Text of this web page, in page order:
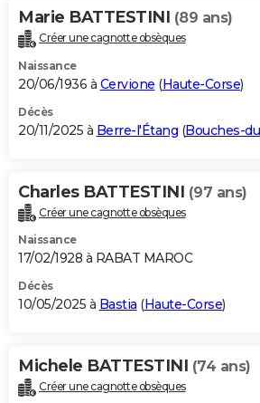
Marie BATTESTINI (89 ans)
Créer une cagnotte obsèques
Naissance
20/06/1936 à Cervione (Haute-Corse)
Décès
20/11/2025 à Berre-l'Étang (Bouches-
Charles BATTESTINI (97 ans)
Créer une cagnotte obsèques
Naissance
17/02/1928 à RABAT MAROC
Décès
10/05/2025 à Bastia (Haute-Corse)
Michele BATTESTINI (74 ans)
Créer une cagnotte obsèques